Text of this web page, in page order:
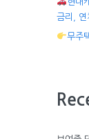
금리, 연
무주